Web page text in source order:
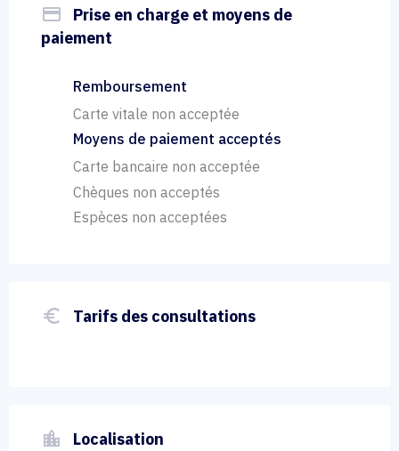
payment
Prise en charge et moyens de
paiement
Remboursement
Carte vitale non acceptée
Moyens de paiement acceptés
Carte bancaire non acceptée
Chèques non acceptés
Espèces non acceptées
euro_symbol Tarifs des consultations
location_city Localisation